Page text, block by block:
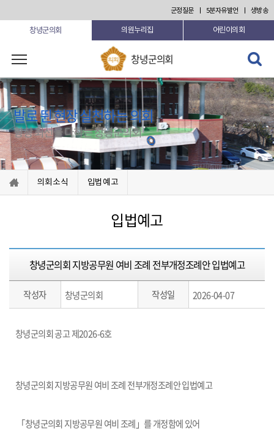
창녕군의회 의원누리집 어린이의회
군정질문 5분자유발언 생방송
창녕군의회
검색 열
기
발로 뛴 현장 실천하는 의회
항상 최선을 다하는 창녕군의회
의회소식 입법예고
입법예고
창녕군의회 지방공무원 여비 조례 전부개정조례안 입법예고
작성자 창녕군의회 작성일 2026-04-07
창녕군의회 공고 제2026-6호
창녕군의회 지방공무원 여비 조례 전부개정조례안 입법예고
「창녕군의회 지방공무원 여비 조례」를 개정함에 있어